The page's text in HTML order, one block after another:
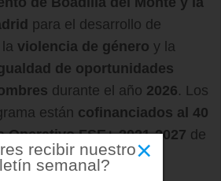
para el desarrollo de
violencia de género y la
de oportunidades
durante el año 2026. Los
están cofinanciados al 40
Operativo FSE+ 2021-2027 de
×
recibir nuestro
semanal?